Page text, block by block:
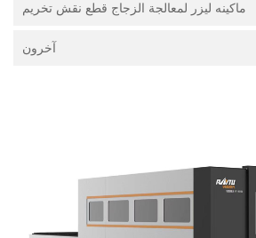
ماكينه ليزر لمعالجة الزجاج قطع نقش تخريم
آخرون